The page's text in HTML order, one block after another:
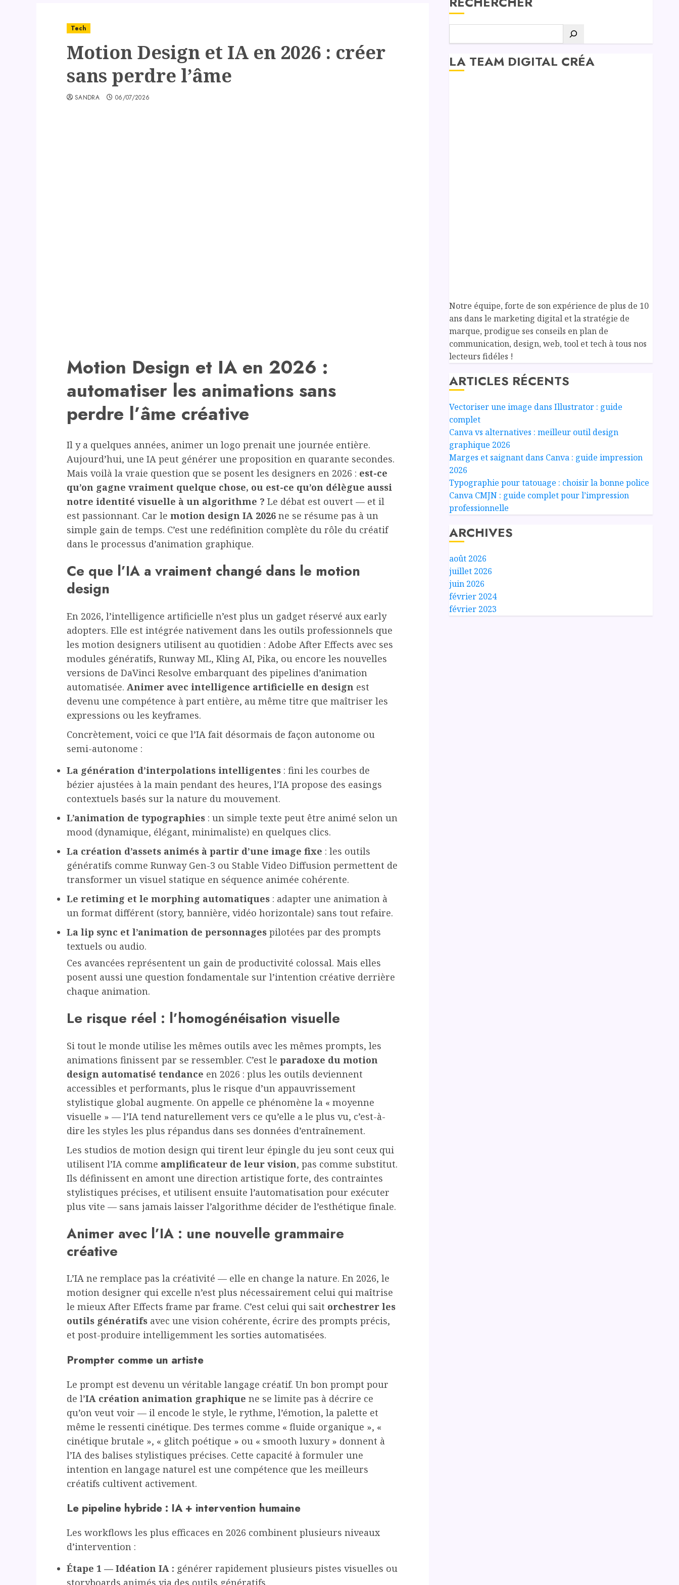
Tech
Motion Design et IA en 2026 : créer
sans perdre l’âme
SANDRA 06/07/2026
Motion Design et IA en 2026 :
automatiser les animations sans
perdre l’âme créative
Il y a quelques années, animer un logo prenait une journée entière.
Aujourd’hui, une IA peut générer une proposition en quarante secondes.
Mais voilà la vraie question que se posent les designers en 2026 : est-ce
qu’on gagne vraiment quelque chose, ou est-ce qu’on délègue aussi
notre identité visuelle à un algorithme ? Le débat est ouvert — et il
est passionnant. Car le motion design IA 2026 ne se résume pas à un
simple gain de temps. C’est une redéfinition complète du rôle du créatif
dans le processus d’animation graphique.
Ce que l’IA a vraiment changé dans le motion
design
En 2026, l’intelligence artificielle n’est plus un gadget réservé aux early
adopters. Elle est intégrée nativement dans les outils professionnels que
les motion designers utilisent au quotidien : Adobe After Effects avec ses
modules génératifs, Runway ML, Kling AI, Pika, ou encore les nouvelles
versions de DaVinci Resolve embarquant des pipelines d’animation
automatisée. Animer avec intelligence artificielle en design est
devenu une compétence à part entière, au même titre que maîtriser les
expressions ou les keyframes.
Concrètement, voici ce que l’IA fait désormais de façon autonome ou
semi-autonome :
La génération d’interpolations intelligentes : fini les courbes de
bézier ajustées à la main pendant des heures, l’IA propose des easings
contextuels basés sur la nature du mouvement.
L’animation de typographies : un simple texte peut être animé selon un
mood (dynamique, élégant, minimaliste) en quelques clics.
La création d’assets animés à partir d’une image fixe : les outils
génératifs comme Runway Gen-3 ou Stable Video Diffusion permettent de
transformer un visuel statique en séquence animée cohérente.
Le retiming et le morphing automatiques : adapter une animation à
un format différent (story, bannière, vidéo horizontale) sans tout refaire.
La lip sync et l’animation de personnages pilotées par des prompts
textuels ou audio.
Ces avancées représentent un gain de productivité colossal. Mais elles
posent aussi une question fondamentale sur l’intention créative derrière
chaque animation.
Le risque réel : l’homogénéisation visuelle
Si tout le monde utilise les mêmes outils avec les mêmes prompts, les
animations finissent par se ressembler. C’est le paradoxe du motion
design automatisé tendance en 2026 : plus les outils deviennent
accessibles et performants, plus le risque d’un appauvrissement
stylistique global augmente. On appelle ce phénomène la « moyenne
visuelle » — l’IA tend naturellement vers ce qu’elle a le plus vu, c’est-à-
dire les styles les plus répandus dans ses données d’entraînement.
Les studios de motion design qui tirent leur épingle du jeu sont ceux qui
utilisent l’IA comme amplificateur de leur vision, pas comme substitut.
Ils définissent en amont une direction artistique forte, des contraintes
stylistiques précises, et utilisent ensuite l’automatisation pour exécuter
plus vite — sans jamais laisser l’algorithme décider de l’esthétique finale.
Animer avec l’IA : une nouvelle grammaire
créative
L’IA ne remplace pas la créativité — elle en change la nature. En 2026, le
motion designer qui excelle n’est plus nécessairement celui qui maîtrise
le mieux After Effects frame par frame. C’est celui qui sait orchestrer les
outils génératifs avec une vision cohérente, écrire des prompts précis,
et post-produire intelligemment les sorties automatisées.
Prompter comme un artiste
Le prompt est devenu un véritable langage créatif. Un bon prompt pour
de l’IA création animation graphique ne se limite pas à décrire ce
qu’on veut voir — il encode le style, le rythme, l’émotion, la palette et
même le ressenti cinétique. Des termes comme « fluide organique », «
cinétique brutale », « glitch poétique » ou « smooth luxury » donnent à
l’IA des balises stylistiques précises. Cette capacité à formuler une
intention en langage naturel est une compétence que les meilleurs
créatifs cultivent activement.
Le pipeline hybride : IA + intervention humaine
Les workflows les plus efficaces en 2026 combinent plusieurs niveaux
d’intervention :
Étape 1 — Idéation IA : générer rapidement plusieurs pistes visuelles ou
storyboards animés via des outils génératifs.
LA TEAM DIGITAL CRÉA
Notre équipe, forte de son expérience de plus de 10
ans dans le marketing digital et la stratégie de
marque, prodigue ses conseils en plan de
communication, design, web, tool et tech à tous nos
lecteurs fidéles !
ARTICLES RÉCENTS
Vectoriser une image dans Illustrator : guide
complet
Canva vs alternatives : meilleur outil design
graphique 2026
Marges et saignant dans Canva : guide impression
2026
Typographie pour tatouage : choisir la bonne police
Canva CMJN : guide complet pour l’impression
professionnelle
ARCHIVES
août 2026
juillet 2026
juin 2026
février 2024
février 2023